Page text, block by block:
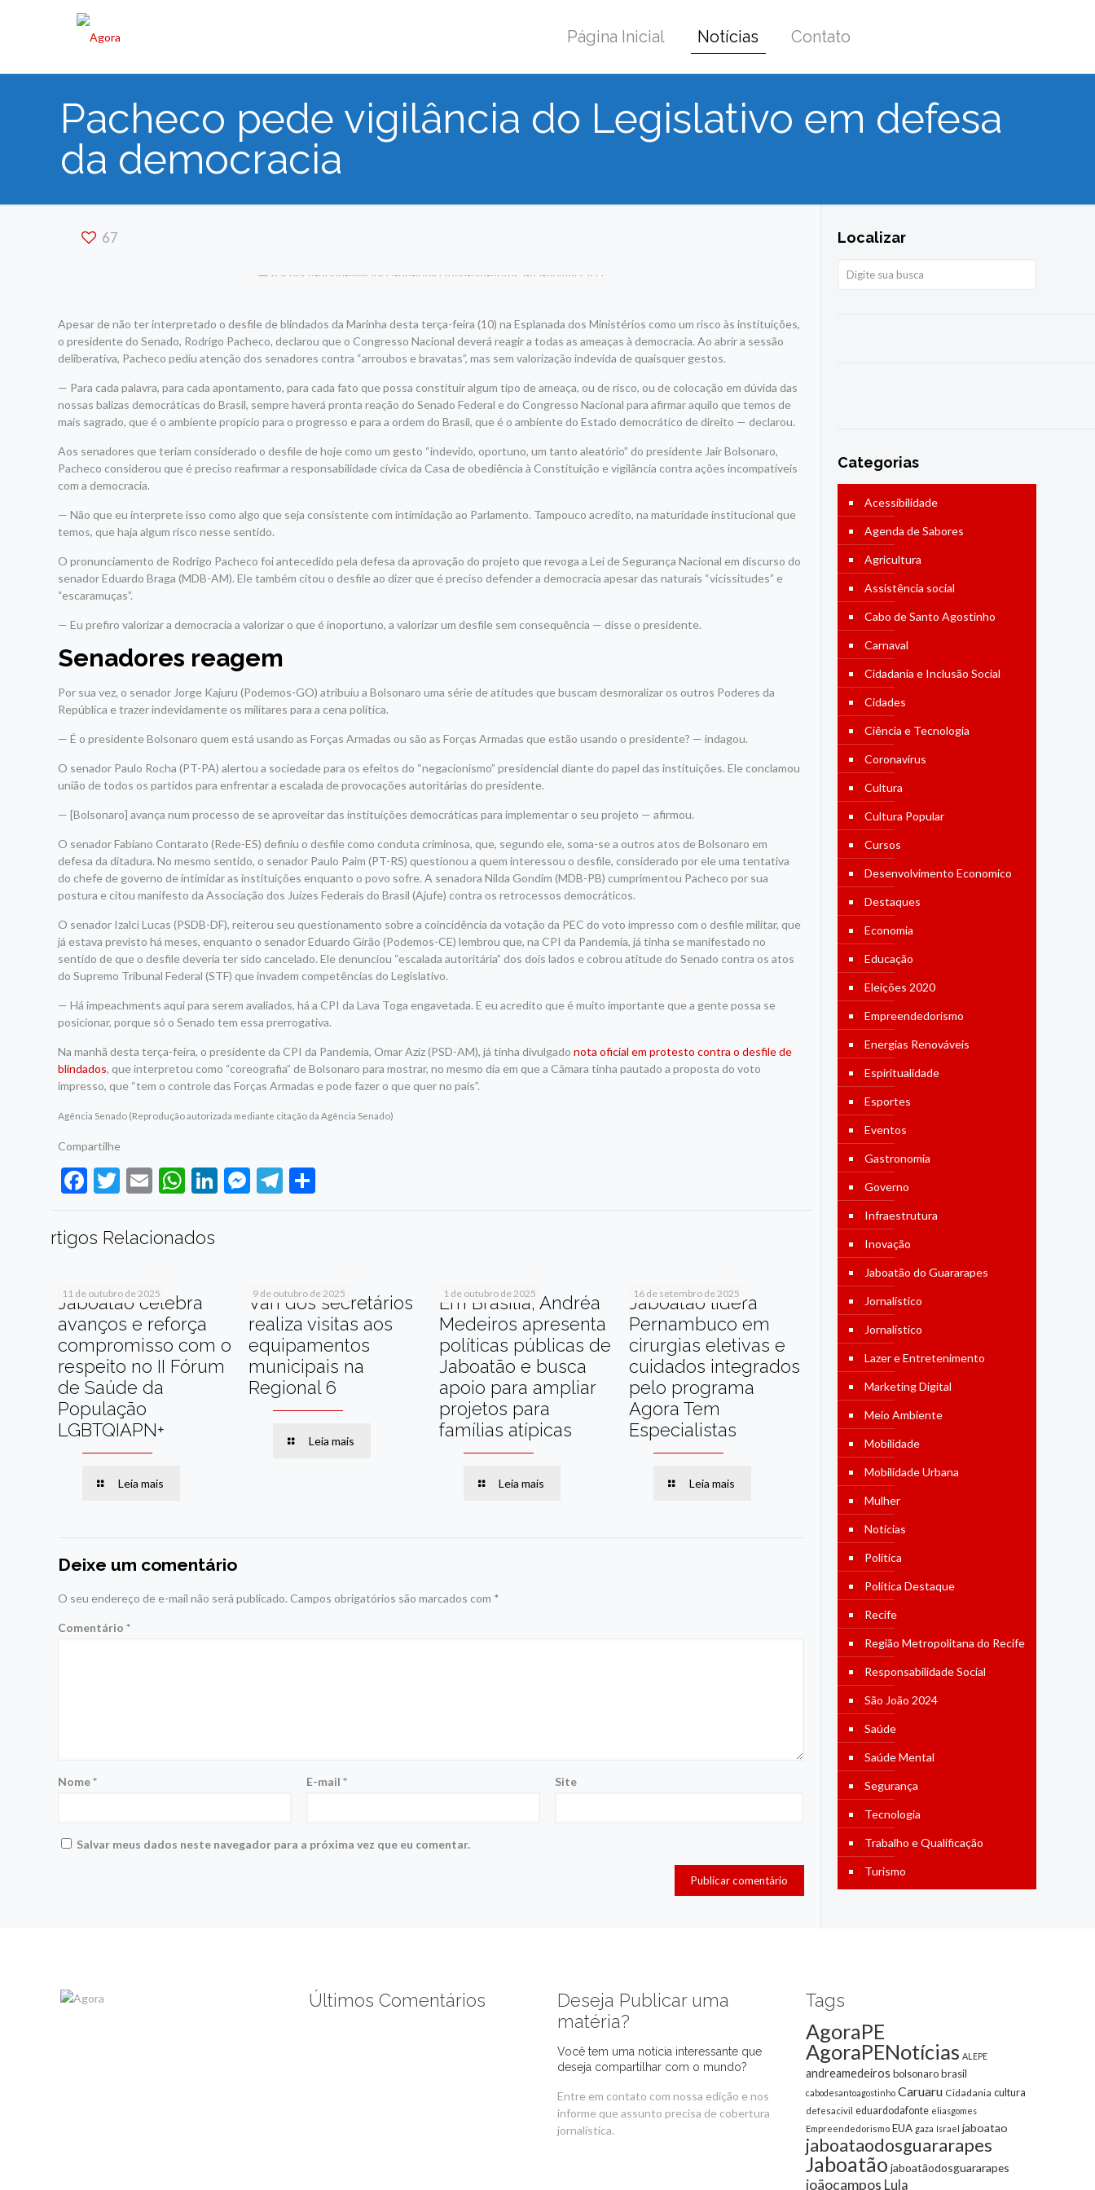
Página Inicial Notícias Contato
Pacheco pede vigilância do Legislativo em defesa
da democracia
67
Apesar de não ter interpretado o desfile de blindados da Marinha desta terça-feira (10) na Esplanada dos Ministérios como um risco às instituições,
o presidente do Senado, Rodrigo Pacheco, declarou que o Congresso Nacional deverá reagir a todas as ameaças à democracia. Ao abrir a sessão
deliberativa, Pacheco pediu atenção dos senadores contra “arroubos e bravatas”, mas sem valorização indevida de quaisquer gestos.
— Para cada palavra, para cada apontamento, para cada fato que possa constituir algum tipo de ameaça, ou de risco, ou de colocação em dúvida das
nossas balizas democráticas do Brasil, sempre haverá pronta reação do Senado Federal e do Congresso Nacional para afirmar aquilo que temos de
mais sagrado, que é o ambiente propício para o progresso e para a ordem do Brasil, que é o ambiente do Estado democrático de direito —declarou.
Aos senadores que teriam considerado o desfile de hoje como um gesto “indevido, oportuno, um tanto aleatório” do presidente Jair Bolsonaro,
Pacheco considerou que é preciso reafirmar a responsabilidade cívica da Casa de obediência à Constituição e vigilância contra ações incompatíveis
com a democracia.
— Não que eu interprete isso como algo que seja consistente com intimidação ao Parlamento. Tampouco acredito, na maturidade institucional que
temos, que haja algum risco nesse sentido.
O pronunciamento de Rodrigo Pacheco foi antecedido pela defesa da aprovação do projeto que revoga a Lei de Segurança Nacional em discurso do
senador Eduardo Braga (MDB-AM). Ele também citou o desfile ao dizer que é preciso defender a democracia apesar das naturais “vicissitudes” e
“escaramuças”.
— Eu prefiro valorizar a democracia a valorizar o que é inoportuno, a valorizar um desfile sem consequência — disse o presidente.
Senadores reagem
Por sua vez, o senador Jorge Kajuru (Podemos-GO) atribuiu a Bolsonaro uma série de atitudes que buscam desmoralizar os outros Poderes da
República e trazer indevidamente os militares para a cena política.
— É o presidente Bolsonaro quem está usando as Forças Armadas ou são as Forças Armadas que estão usando o presidente? — indagou.
O senador Paulo Rocha (PT-PA) alertou a sociedade para os efeitos do “negacionismo” presidencial diante do papel das instituições. Ele conclamou
união de todos os partidos para enfrentar a escalada de provocações autoritárias do presidente.
— [Bolsonaro]avança num processo de se aproveitar das instituições democráticas para implementar o seu projeto — afirmou.
O senador Fabiano Contarato (Rede-ES) definiu o desfile como conduta criminosa, que, segundo ele, soma-se a outros atos de Bolsonaro em
defesa da ditadura. No mesmo sentido, o senador Paulo Paim (PT-RS) questionou a quem interessou o desfile, considerado por ele uma tentativa
do chefe de governo de intimidar as instituições enquanto o povo sofre. A senadora Nilda Gondim (MDB-PB) cumprimentou Pacheco por sua
postura e citou manifesto da Associação dos Juízes Federais do Brasil (Ajufe) contra os retrocessos democráticos.
O senador Izalci Lucas (PSDB-DF), reiterou seu questionamento sobre a coincidência da votação da PEC do voto impresso com o desfile militar, que
já estava previsto há meses, enquanto o senador Eduardo Girão (Podemos-CE) lembrou que, na CPI da Pandemia, já tinha se manifestado no
sentido de que o desfile deveria ter sido cancelado. Ele denunciou “escalada autoritária” dos dois lados e cobrou atitude do Senado contra os atos
do Supremo Tribunal Federal (STF) que invadem competências do Legislativo.
— Háimpeachmentsaquipara serem avaliados, háaCPIda Lava Toga engavetada. E eu acredito que é muito importante que a gente possa se
posicionar, porque só o Senadotem essa prerrogativa.
Na manhã desta terça-feira, o presidente da CPI da Pandemia, Omar Aziz (PSD-AM), já tinha divulgadonota oficial em protesto contra o desfile de
blindados, que interpretou como “coreografia” de Bolsonaro para mostrar, no mesmo dia em que a Câmara tinha pautado a proposta do voto
impresso, que “tem o controle das Forças Armadas e pode fazer o que quer no país”.
Agência Senado (Reprodução autorizada mediante citação da Agência Senado)
Compartilhe
Facebook
Twitter
EmailWhatsApp
LinkedIn
Messenger
Telegram
rtigos Relacionados
11 de outubro de 2025
Jaboatão celebra
avanços e reforça
compromisso com o
respeito no II Fórum
de Saúde da
População
LGBTQIAPN+
Leia mais
9 de outubro de 2025
Van dos secretários
realiza visitas aos
equipamentos
municipais na
Regional 6
Leia mais
1 de outubro de 2025
Em Brasília, Andréa
Medeiros apresenta
políticas públicas de
Jaboatão e busca
apoio para ampliar
projetos para
famílias atípicas
Leia mais
16 de setembro de 2025
Jaboatão lidera
Pernambuco em
cirurgias eletivas e
cuidados integrados
pelo programa
Agora Tem
Especialistas
Leia mais
Deixe um comentário
O seu endereço de e-mail não será publicado. Campos obrigatórios são marcados com *
Comentário*
Nome* E-mail* Site
Salvar meus dados neste navegador para a próxima vez que eu comentar.
Localizar
Categorias
Acessibilidade
Agenda de Sabores
Agricultura
Assistência social
Cabo de Santo Agostinho
Carnaval
Cidadania e Inclusão Social
Cidades
Ciência e Tecnologia
Coronavírus
Cultura
Cultura Popular
Cursos
Desenvolvimento Economico
Destaques
Economia
Educação
Eleições 2020
Empreendedorismo
Energias Renováveis
Espiritualidade
Esportes
Eventos
Gastronomia
Governo
Infraestrutura
Inovação
Jaboatão do Guararapes
Jornalístico
Jornalístico
Lazer e Entretenimento
Marketing Digital
Meio Ambiente
Mobilidade
Mobilidade Urbana
Mulher
Notícias
Política
Política Destaque
Recife
Região Metropolitana do Recife
Responsabilidade Social
São João 2024
Saúde
Saúde Mental
Segurança
Tecnologia
Trabalho e Qualificação
Turismo
Últimos Comentários
Deseja Publicar uma
matéria?
Você tem uma notícia interessante que
deseja compartilhar com o mundo?
Entre em contato com nossa edição e nos
informe que assunto precisa de cobertura
jornalística.
Tags
AgoraPE
AgoraPENotícias ALEPE
andreamedeiros bolsonarobrasil
cabodesantoagostinho Caruaru Cidadania cultura
defesacivil eduardodafonte eliasgomes
Empreendedorismo EUA gaza Israel jaboatao
jaboataodosguararapes
Jaboatão jaboatãodosguararapes
joãocampos Lula